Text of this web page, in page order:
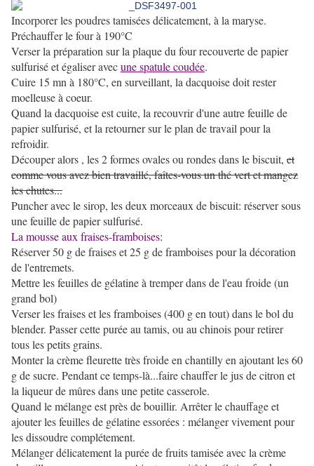
Incorporer les poudres tamisées délicatement, à la maryse.
Préchauffer le four à 190°C
Verser la préparation sur la plaque du four recouverte de papier
sulfurisé et égaliser avecune spatule coudée.
Cuire 15 mn à 180°C, en surveillant, la dacquoise doit rester
moelleuse à coeur.
Quand la dacquoise est cuite, la recouvrir d'une autre feuille de
papier sulfurisé, et la retourner sur le plan de travail pour la
refroidir.
Découper alors , les 2 formes ovales ou rondes dans le biscuit, et
comme vous avez bien travaillé, faîtes-vous un thé vert et mangez
les chutes...
Puncher avec le sirop, les deux morceaux de biscuit: réserver sous
une feuille de papier sulfurisé.
La mousse aux fraises-framboises:
Réserver 50 g de fraises et 25 g de framboises pour la décoration
de l'entremets.
Mettre les feuilles de gélatine à tremper dans de l'eau froide (un
grand bol)
Verser les fraises et les framboises (400 g en tout) dans le bol du
blender. Passer cette purée au tamis, ou au chinois pour retirer
tous les petits grains.
Monter la crème fleurette très froide en chantilly en ajoutant les 60
g de sucre. Pendant ce temps-là...faire chauffer le jus de citron et
la liqueur de mûres dans une petite casserole.
Quand le mélange est près de bouillir. Arrêter le chauffage et
ajouter les feuilles de gélatine essorées : mélanger vivement pour
les dissoudre complétement.
Mélanger délicatement la purée de fruits tamisée avec la crème